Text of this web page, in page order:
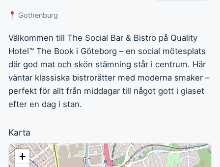
Gothenburg
Välkommen till The Social Bar & Bistro på Quality
Hotel™ The Book i Göteborg – en social mötesplats
där god mat och skön stämning står i centrum. Här
väntar klassiska bistrorätter med moderna smaker –
perfekt för allt från middagar till något gott i glaset
efter en dag i stan.
Karta
+